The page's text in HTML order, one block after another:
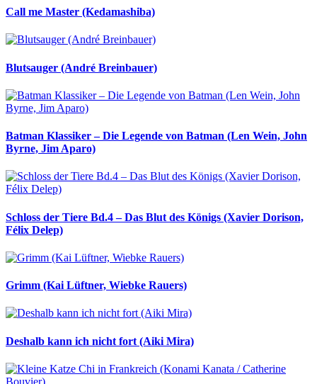
Call me Master (Kedamashiba)
Blutsauger (André Breinbauer)
Batman Klassiker – Die Legende von Batman (Len Wein, John
Byrne, Jim Aparo)
Schloss der Tiere Bd.4 – Das Blut des Königs (Xavier Dorison,
Félix Delep)
Grimm (Kai Lüftner, Wiebke Rauers)
Deshalb kann ich nicht fort (Aiki Mira)